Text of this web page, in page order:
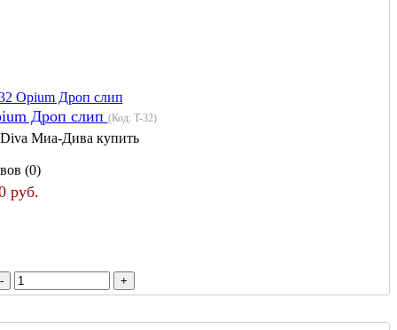
Дроп слип (Код: T-32)
Миа-Дива купить
(0)
руб.